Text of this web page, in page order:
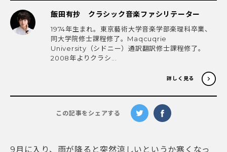
飯田有抄 クラシック音楽ファシリテーター
1974年生まれ。東京藝術大学音楽学部楽理科卒業、
同大学院修士課程修了。Maqcuqrie
University（シドニー）通訳翻訳修士課程修了。
2008年よりクラシ...
詳しく見る
この記事をシェアする
9月に入り、雨が降ると突然涼しいというか寒くなっ